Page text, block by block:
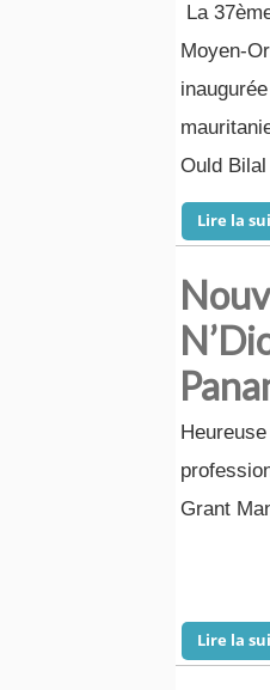
La
Moyen-
Ould
Lire la
Grant
Lire la